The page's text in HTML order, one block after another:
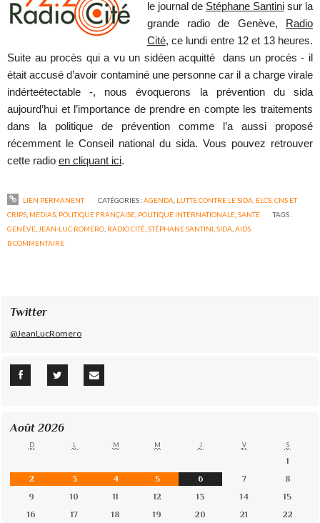
le journal de Stéphane Santinisur la
grande radio de Genève,
Radio
Cité, ce lundi entre 12 et 13 heures.
Suite au procès qui a vu un sidéen acquitté
dans un procès - il
était accusé d’avoir contaminé une personne car il a charge virale
indérteétectable -, nous évoquerons la prévention du sida
aujourd’hui et l’importance de prendre en compte les traitements
dans la politique de prévention comme l’a aussi proposé
récemment le Conseil national du sida. Vous pouvez retrouver
cette radioen cliquant ici.
LIEN PERMANENT CATÉGORIES :AGENDA LUTTE CONTRE LE SIDA, ELCS, CNS ET
CRIPS MEDIAS POLITIQUE FRANÇAISE POLITIQUE INTERNATIONALE ,SANTÉ
TAGS :
GENÈVE JEAN-LUC ROMERO RADIO CITÉ ,STÉPHANE SANTINI ,SIDA ,AIDS
0COMMENTAIRE
Twitter
@JeanLucRomero
Août 2026
D L M M J V S
1
2
3 4 5 6 7
8
9
10 11 12 13 14
15
16
17 18 19 20 21
22